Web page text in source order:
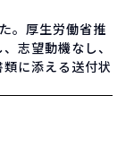
。厚生労働省推
志望動機なし、
に添える送付状